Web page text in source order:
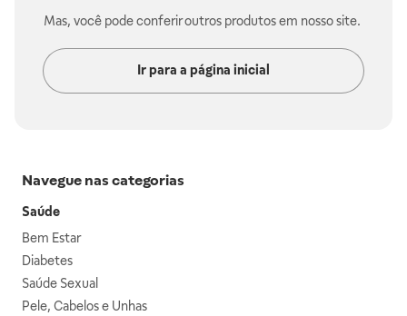
Mas, você pode conferir outros produtos em nosso site.
Ir para a página inicial
Navegue nas categorias
Saúde
Bem Estar
Diabetes
Saúde Sexual
Pele, Cabelos e Unhas